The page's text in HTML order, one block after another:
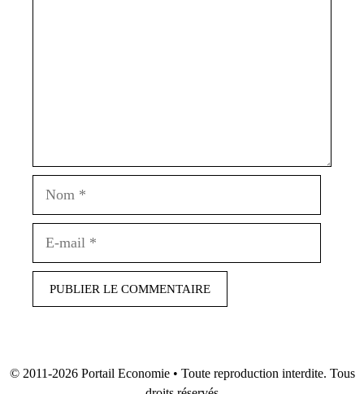
© 2011-2026 Portail Economie• Toute reproduction interdite. Tous